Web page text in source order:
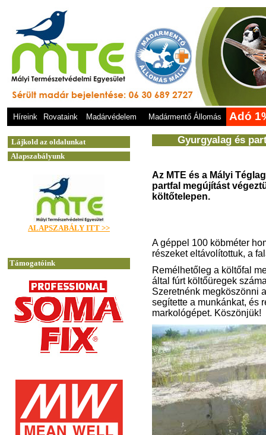
Híreink Rovataink Madárvédelem Madármentő Állomás Adó
Gyurgyalag és
Az MTE és a Mályi
partfal megújítást
költőtelepen.
A géppel 100 köbméter
részeket eltávolítottuk, a
Remélhetőleg a költőfal
által fúrt költőüregek
Szeretnénk megköszönni
segítette a munkánkat, és
markológépet. Köszönjük!